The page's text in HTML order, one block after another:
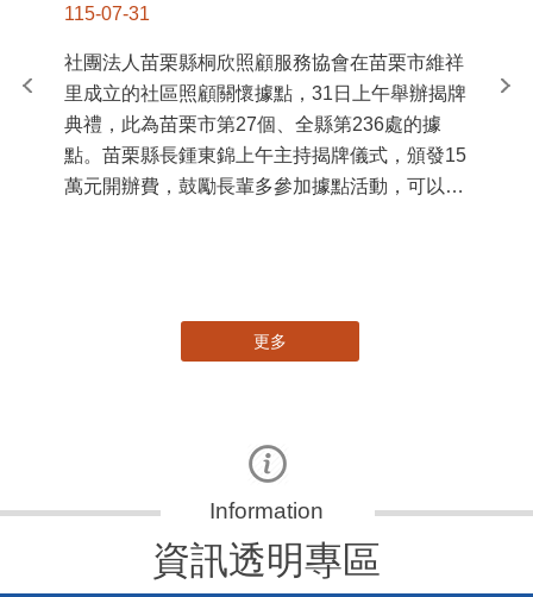
115-07-31
社團法人苗栗縣桐欣照顧服務協會在苗栗市維祥
里成立的社區照顧關懷據點，31日上午舉辦揭牌
典禮，此為苗栗市第27個、全縣第236處的據
點。苗栗縣長鍾東錦上午主持揭牌儀式，頒發15
萬元開辦費，鼓勵長輩多參加據點活動，可以更
苗
更多
資訊透明專區